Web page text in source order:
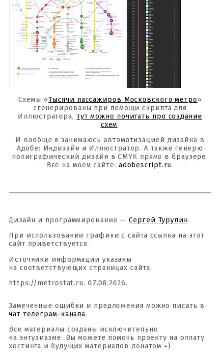
Схемы «Тысячи пассажиров Московского метро»
сгенерированы при помощи скрипта для
Иллюстратора, тут можно почитать про создание
схем.
И вообще я занимаюсь автоматизацией дизайна в
Адобе: Индизайн и Иллюстратор. А также генерю
полиграфический дизайн в CMYK прямо в браузере.
Всё на моём сайте: adobescript.ru.
Дизайн и программирование —Сергей Турулин.
При использовании графики с сайта ссылка на этот
сайт приветствуется.
Источники информации указаны
на соответствующих страницах сайта.
https://metrostat.ru, 07.08.2026.
Замеченные ошибки и предложения можно писать в
чат телеграм-канала.
Все материалы созданы исключительно
на энтузиазме. Вы можете помочь проекту на оплату
хостинга и будущих материалов донатом =)